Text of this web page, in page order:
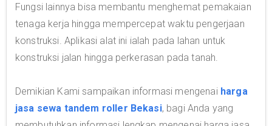
Fungsi lainnya bisa membantu menghemat pemakaian
tenaga kerja hingga mempercepat waktu pengerjaan
konstruksi. Aplikasi alat ini ialah pada lahan untuk
konstruksi jalan hingga perkerasan pada tanah.
Demikian Kami sampaikan informasi mengenai harga
jasa sewa tandem roller Bekasi, bagi Anda yang